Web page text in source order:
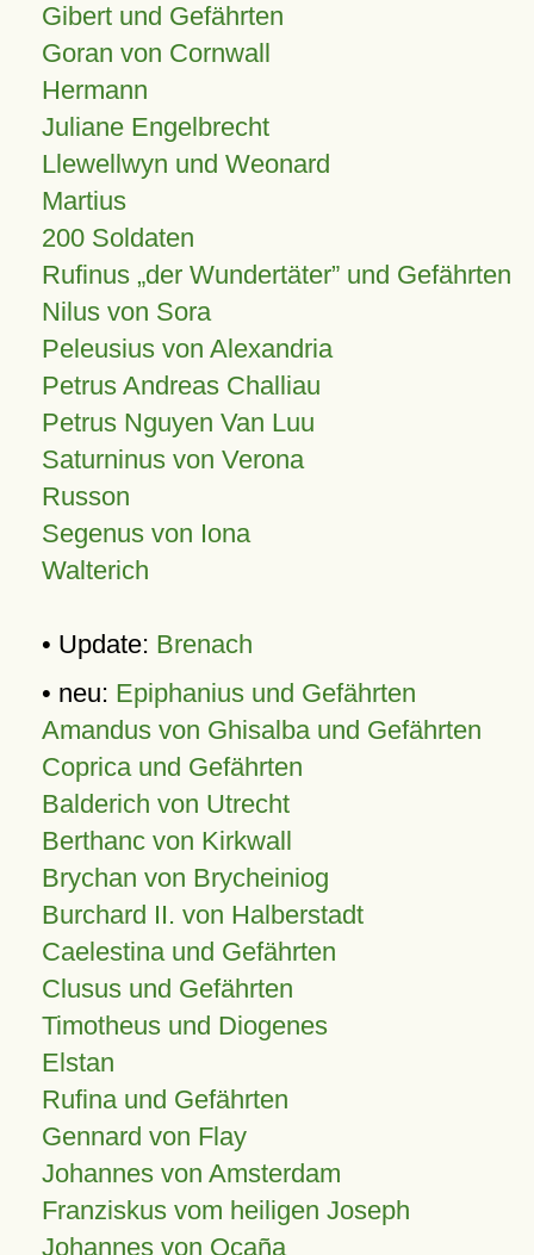
Gibert und Gefährten
Goran von Cornwall
Hermann
Juliane Engelbrecht
Llewellwyn und Weonard
Martius
200 Soldaten
Rufinus „der Wundertäter” und Gefährten
Nilus von Sora
Peleusius von Alexandria
Petrus Andreas Challiau
Petrus Nguyen Van Luu
Saturninus von Verona
Russon
Segenus von Iona
Walterich
• Update: Brenach
• neu: Epiphanius und Gefährten
Amandus von Ghisalba und Gefährten
Coprica und Gefährten
Balderich von Utrecht
Berthanc von Kirkwall
Brychan von Brycheiniog
Burchard II. von Halberstadt
Caelestina und Gefährten
Clusus und Gefährten
Timotheus und Diogenes
Elstan
Rufina und Gefährten
Gennard von Flay
Johannes von Amsterdam
Franziskus vom heiligen Joseph
Johannes von Ocaña